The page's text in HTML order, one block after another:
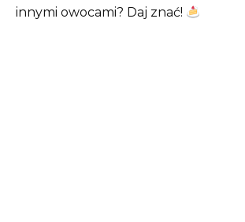
innymi owocami? Daj znać!